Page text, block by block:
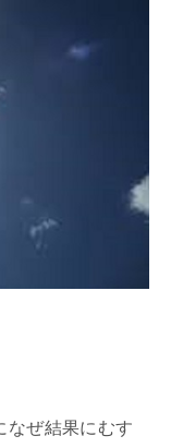
なぜ結果にむす